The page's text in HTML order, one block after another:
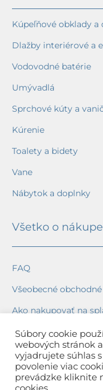
Kúpeľňové obklady a
Dlažby interiérové a
Vodovodné batérie
Umývadlá
Sprchové kúty a
Kúrenie
Toalety a bidety
Vane
Nábytok a doplnky
Všetko o nákupe
FAQ
Všeobecné
Ako nakupovať na
Ochrana osobných
Reklamačný poriadok
Spôsob a cena
Súbory cookie
webových stránok
vyjadrujete súhlas
povolenie viac
prevádzke kliknite